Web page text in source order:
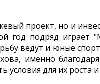
проект, но и
год подряд играет
ведут и юные
именно
условия для их